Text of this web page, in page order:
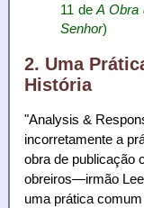
11 deA Obra
Senhor)
2. Uma
História
"Analysis &
incorretamente a
obra de publicação
obreiros—irmão
uma prática